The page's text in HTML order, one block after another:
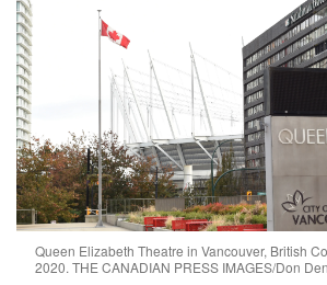
Queen Elizabeth Theatre in Vancouver, British
2020. THE CANADIAN PRESS IMAGES/Don